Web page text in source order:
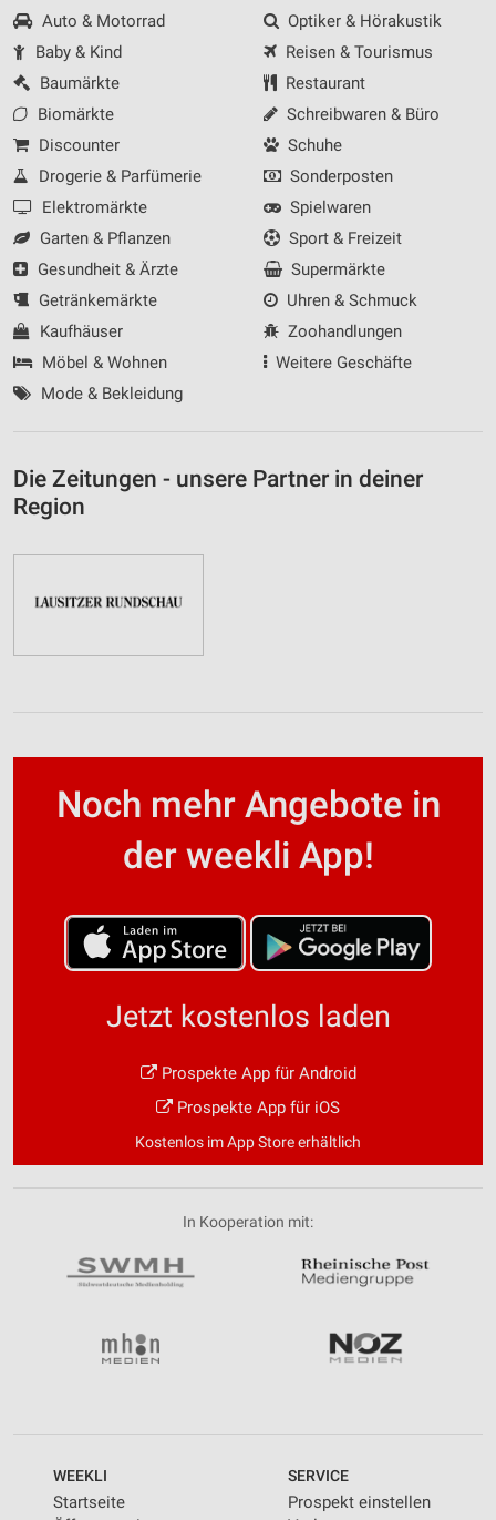
Auto & Motorrad
Baby & Kind
Baumärkte
Biomärkte
Discounter
Drogerie & Parfümerie
Elektromärkte
Garten & Pflanzen
Gesundheit & Ärzte
Getränkemärkte
Kaufhäuser
Möbel & Wohnen
Mode & Bekleidung
Optiker & Hörakustik
Reisen & Tourismus
Restaurant
Schreibwaren & Büro
Schuhe
Sonderposten
Spielwaren
Sport & Freizeit
Supermärkte
Uhren & Schmuck
Zoohandlungen
Weitere Geschäfte
Die Zeitungen - unsere Partner in deiner
Region
Noch mehr Angebote in
der weekli App!
Jetzt kostenlos laden
Prospekte App für Android
Prospekte App für iOS
Kostenlos im App Store erhältlich
In Kooperation mit:
WEEKLI
Startseite
SERVICE
Prospekt einstellen